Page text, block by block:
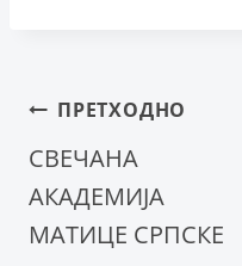
Кретање
чланка
ПРЕТХОДНО
СВЕЧАНА
АКАДЕМИЈА
МАТИЦЕ СРПСКЕ